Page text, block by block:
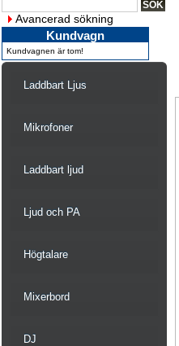
Avancerad sökning
Kundvagn
Kundvagnen är tom!
Laddbart Ljus
Mikrofoner
Laddbart ljud
Ljud och PA
Högtalare
Mixerbord
DJ